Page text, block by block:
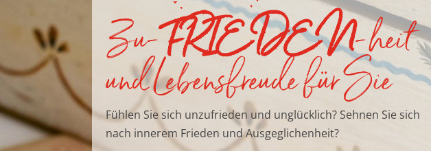
Zu-FRIEDEN-heit
und Lebensfreude für Sie
Fühlen Sie sich unzufrieden und unglücklich? Sehnen Sie sich
nach innerem Frieden und Ausgeglichenheit?